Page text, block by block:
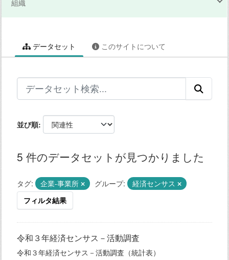
組織
データセット このサイトについて
並び順
5 件のデータセットが見つかりました
タグ: 企業-事業所 グループ:
経済センサス
フィルタ結果
令和３年経済センサス－活動調査
令和３年経済センサス－活動調査（統計表）